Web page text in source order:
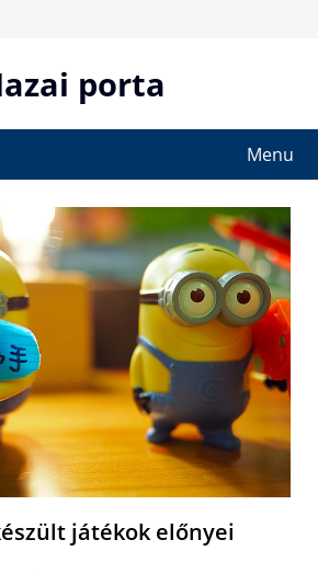
porta
Menu
játékok előnyei